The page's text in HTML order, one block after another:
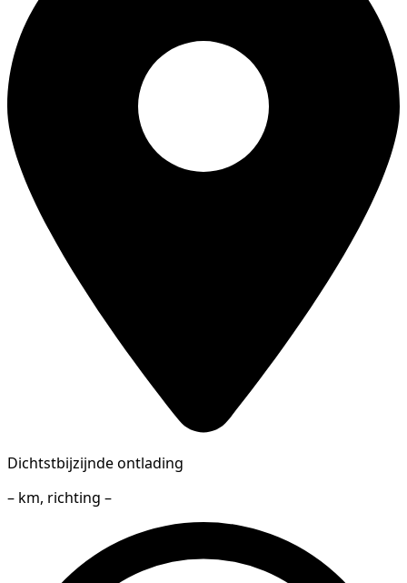
Dichtstbijzijnde ontlading
– km, richting –